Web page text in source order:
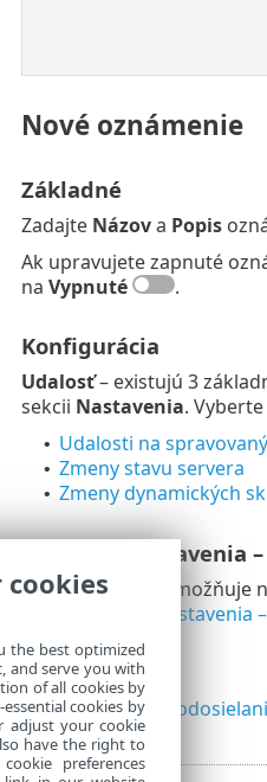
Nové oznámenie
Základné
Zadajte Názova Popis
Ak upravujete zapnuté
na Vypnuté .
Konfigurácia
Udalosť– existujú 3
sekcii Nastavenia.
• Udalosti na
• Zmeny stavu servera
• Zmeny dynamických
Pokročilé nastavenia
Obmedzovanie umožňuje
Pokročilé nastavenia
Distribúcia
Nastavte spôsob
cookies
the best optimized
and serve you with
of all cookies by
cookies by
adjust your cookie
have the right to
preferences